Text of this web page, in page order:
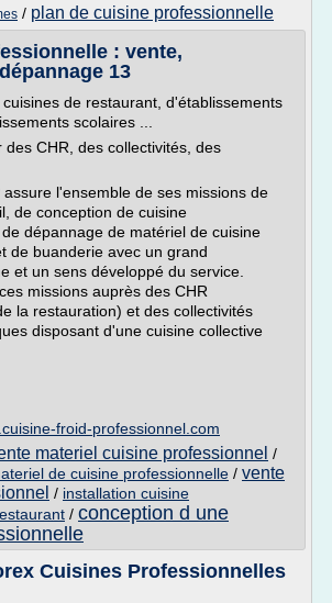
/ plan de cuisine professionnelle
: vente,
13
de restaurant, d'établissements
scolaires ...
des CHR, des collectivités, des
l'ensemble de ses missions de
de conception de cuisine
dépannage de matériel de cuisine
de buanderie avec un grand
et un sens développé du service.
missions auprès des CHR
la restauration) et des collectivités
disposant d'une cuisine collective
froid-professionnel.com
materiel cuisine professionnel /
de cuisine professionnelle / vente
/ installation cuisine
/ conception d une
Cuisines Professionnelles